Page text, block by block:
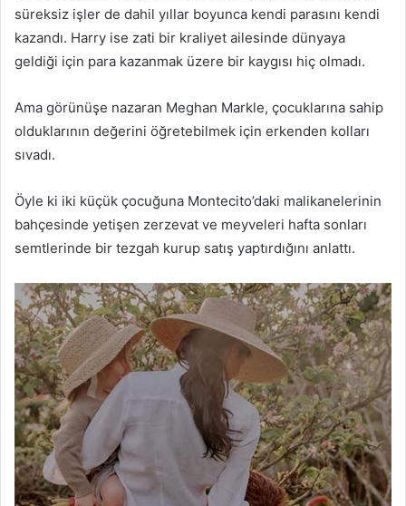
süreksiz işler de dahil yıllar boyunca kendi parasını kendi
kazandı. Harry ise zati bir kraliyet ailesinde dünyaya
geldiği için para kazanmak üzere bir kaygısı hiç olmadı.
Ama görünüşe nazaran Meghan Markle, çocuklarına sahip
olduklarının değerini öğretebilmek için erkenden kolları
sıvadı.
Öyle ki iki küçük çocuğuna Montecito’daki malikanelerinin
bahçesinde yetişen zerzevat ve meyveleri hafta sonları
semtlerinde bir tezgah kurup satış yaptırdığını anlattı.